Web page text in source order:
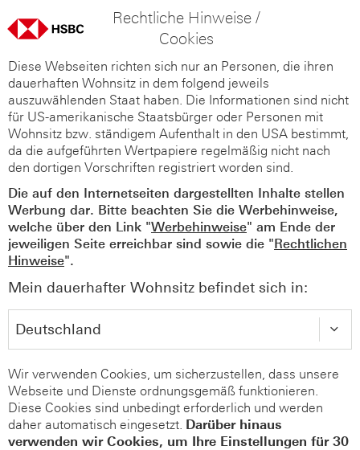
Rechtliche Hinweise /
Cookies
Diese Webseiten richten sich nur an Personen, die ihren
dauerhaften Wohnsitz in dem folgend jeweils
auszuwählenden Staat haben. Die Informationen sind nicht
für US-amerikanische Staatsbürger oder Personen mit
Wohnsitz bzw. ständigem Aufenthalt in den USA bestimmt,
da die aufgeführten Wertpapiere regelmäßig nicht nach
den dortigen Vorschriften registriert worden sind.
Die auf den Internetseiten dargestellten Inhalte stellen
Werbung dar. Bitte beachten Sie die Werbehinweise,
welche über den Link "Werbehinweise" am Ende der
jeweiligen Seite erreichbar sind sowie die "Rechtlichen
Hinweise".
Mein dauerhafter Wohnsitz befindet sich in:
Wir verwenden Cookies, um sicherzustellen, dass unsere
Webseite und Dienste ordnungsgemäß funktionieren.
Diese Cookies sind unbedingt erforderlich und werden
daher automatisch eingesetzt. Darüber hinaus
verwenden wir Cookies, um Ihre Einstellungen für 30